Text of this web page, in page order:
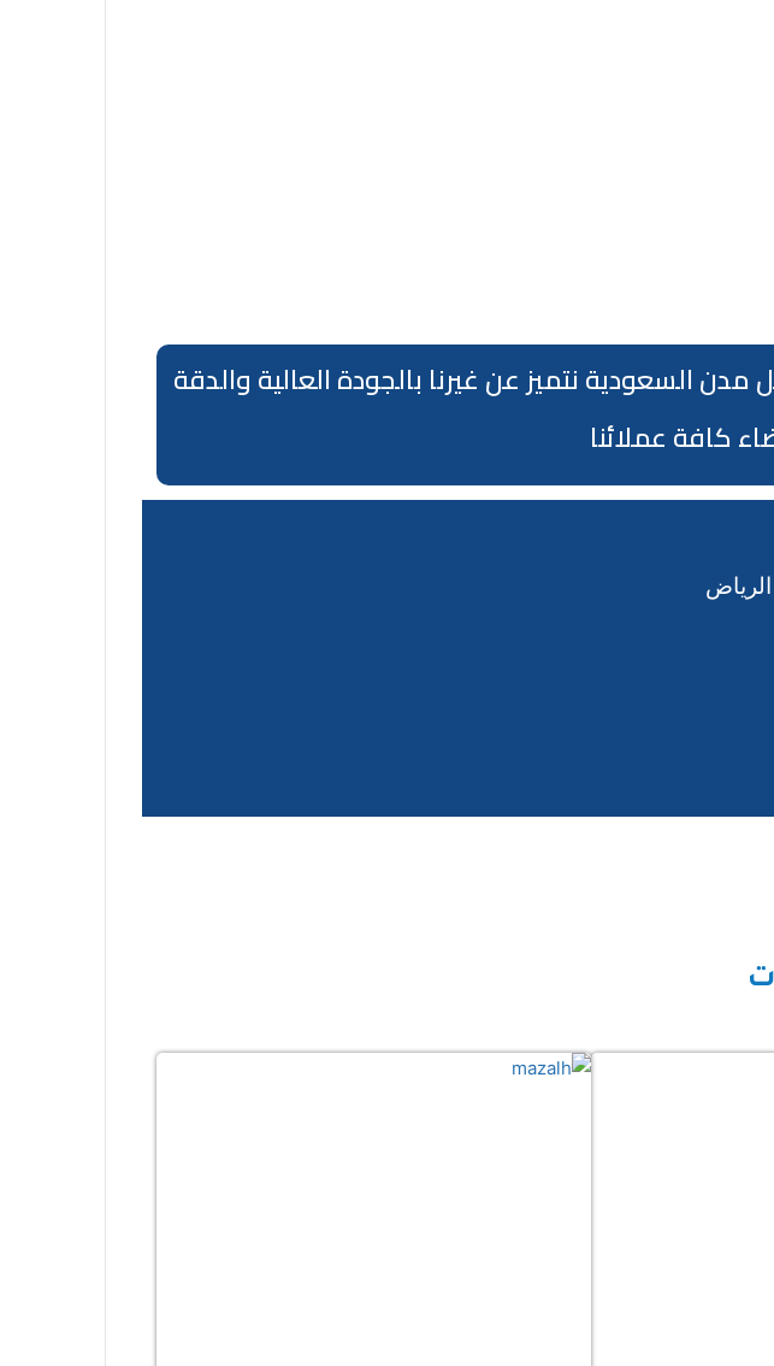
وسواتر عالم الرياض 0557647317 داخل كل مدن السعودية نتميز عن غيرنا بالجودة العالية والدقة
كافة عملائنا